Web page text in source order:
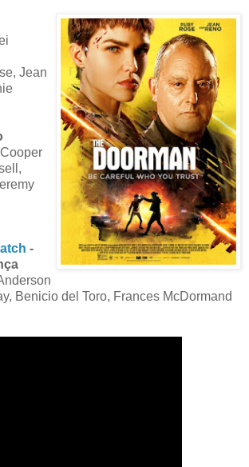
Jean
-
Benicio del Toro, Frances McDormand